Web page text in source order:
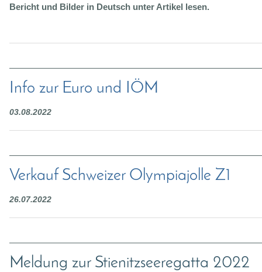
Bericht und Bilder in Deutsch unter Artikel lesen.
Info zur Euro und IÖM
03.08.2022
Verkauf Schweizer Olympiajolle Z1
26.07.2022
Meldung zur Stienitzseeregatta 2022